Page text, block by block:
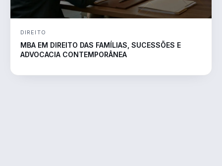
DIREITO
MBA EM DIREITO DAS FAMÍLIAS, SUCESSÕES E
ADVOCACIA CONTEMPORÂNEA